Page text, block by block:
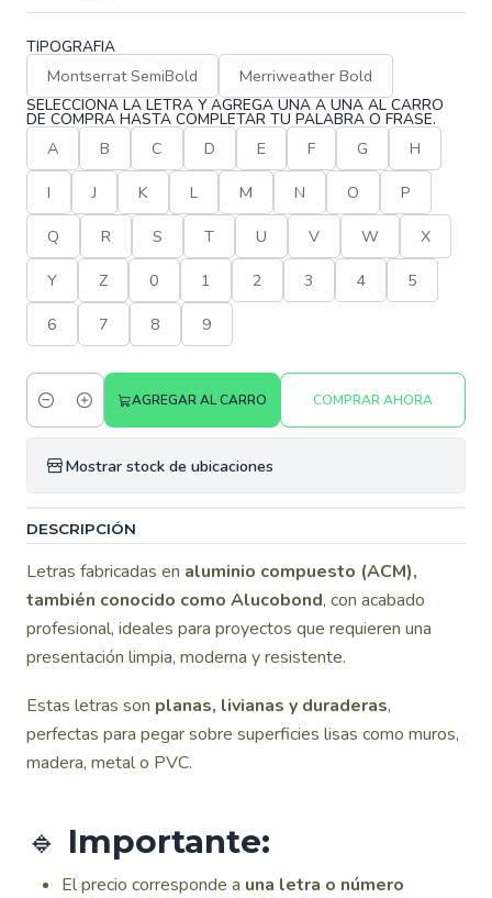
TIPOGRAFIA
Montserrat SemiBold Merriweather Bold
SELECCIONA LA LETRA Y AGREGA UNA A UNA AL CARRO
DE COMPRA HASTA COMPLETAR TU PALABRA O FRASE.
A B C D E F G
H
I
J K L M N O
P
Q
R S T U V W
X
Y
Z 0 1 2 3 4
5
6
7 8 9
Cantidad
AGREGAR AL CARRO COMPRAR AHORA
Mostrar stock de ubicaciones
DESCRIPCIÓN
Letras fabricadas en aluminio compuesto (ACM),
también conocido como Alucobond, con acabado
profesional, ideales para proyectos que requieren una
presentación limpia, moderna y resistente.
Estas letras son planas, livianas y duraderas,
perfectas para pegar sobre superficies lisas como muros,
madera, metal o PVC.
🔹 Importante:
El precio corresponde a una letra o número